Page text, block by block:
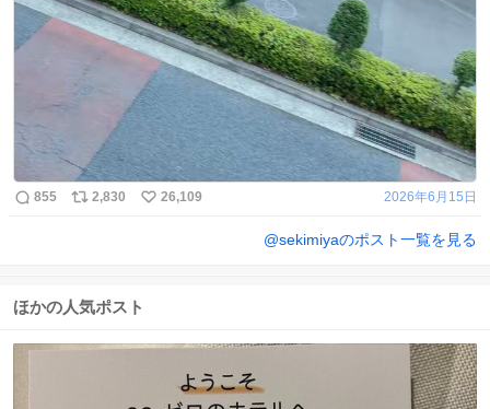
855 2,830 26,109 2026年6月15日
@sekimiyaのポスト一覧を見る
ほかの人気ポスト